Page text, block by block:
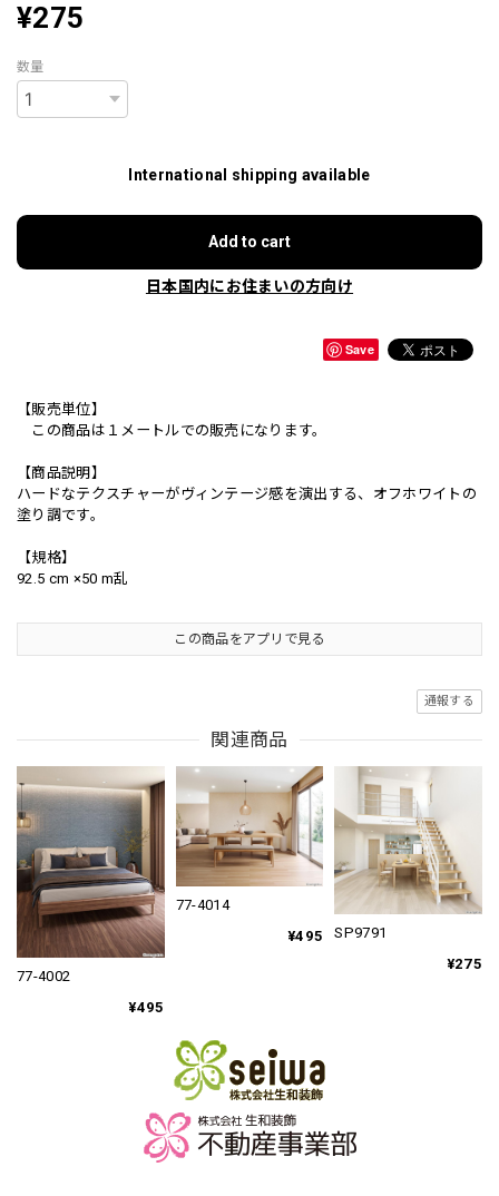
¥275
数量
International shipping available
Add to cart
日本国内にお住まいの方向け
Save
【販売単位】
この商品は１メートルでの販売になります。
【商品説明】
ハードなテクスチャーがヴィンテージ感を演出する、オフホワイトの
塗り調です。
【規格】
92.5 cm ×50 m乱
この商品をアプリで見る
通報する
関連商品
77-4002
¥495
77-4014
¥495
SP9791
¥275